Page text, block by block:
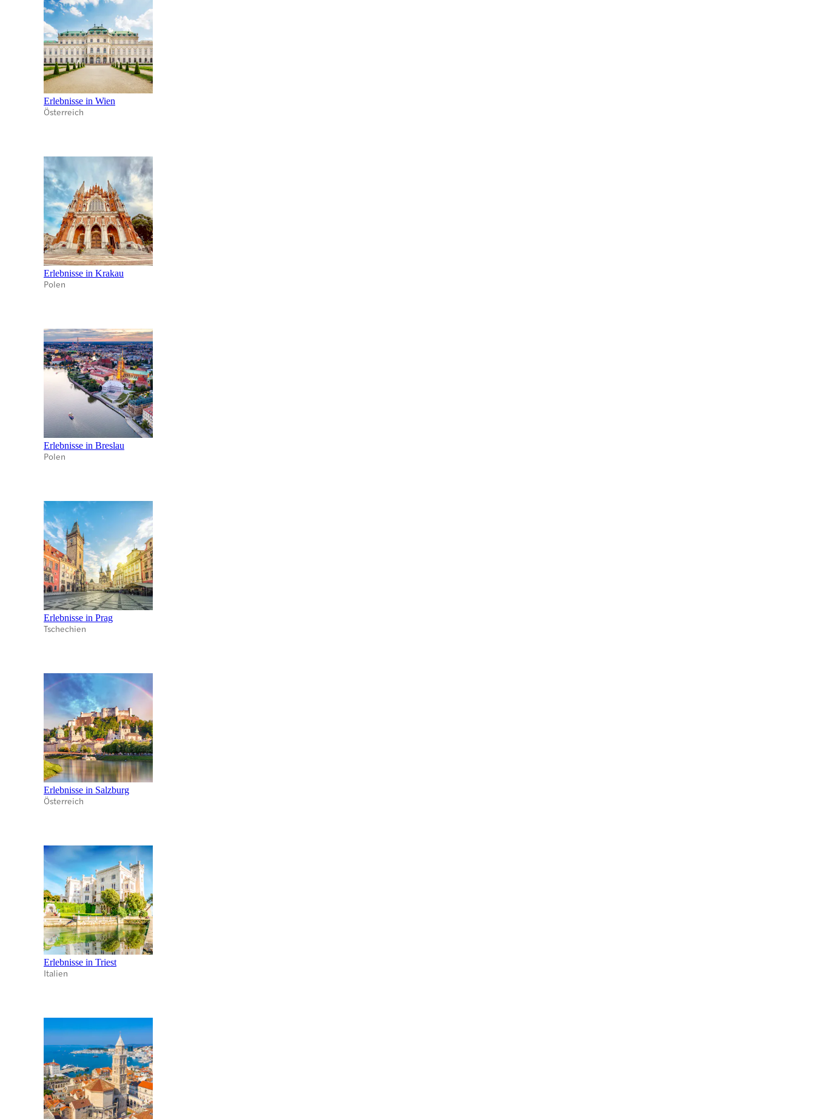
Erlebnisse in Wien
Österreich
Erlebnisse in Krakau
Polen
Erlebnisse in Breslau
Polen
Erlebnisse in Prag
Tschechien
Erlebnisse in Salzburg
Österreich
Erlebnisse in Triest
Italien